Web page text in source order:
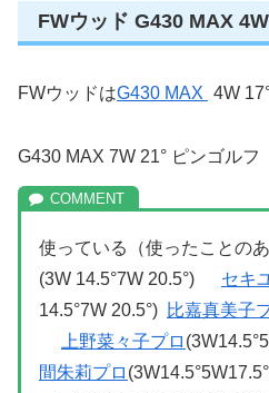
FWウッド G430 MAX
FWウッドはG430 MAX 4W
G430 MAX 7W 21° ピンゴル
使っている（使ったことの
(3W 14.5°7W 20.5°) セキ
14.5°7W 20.5°) 比嘉真美子
上野菜々子プロ
間朱莉プロ